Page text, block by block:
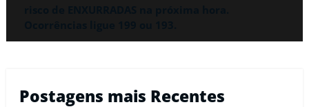
Postagens mais Recentes